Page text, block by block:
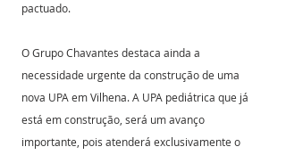
pactuado.
O Grupo Chavantes destaca ainda a
necessidade urgente da construção de uma
nova UPA em Vilhena. A UPA pediátrica que já
está em construção, será um avanço
importante, pois atenderá exclusivamente o